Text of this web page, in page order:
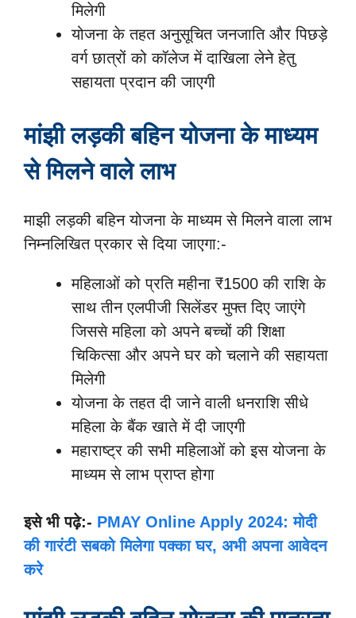
मिलेगी
योजना के तहत अनुसूचित जनजाति और पिछड़े
वर्ग छात्रों को कॉलेज में दाखिला लेने हेतु
सहायता प्रदान की जाएगी
मांझी लड़की बहिन योजना के माध्यम
से मिलने वाले लाभ
माझी लड़की बहिन योजना के माध्यम से मिलने वाला लाभ
निम्नलिखित प्रकार से दिया जाएगा:-
महिलाओं को प्रति महीना ₹1500 की राशि के
साथ तीन एलपीजी सिलेंडर मुफ्त दिए जाएंगे
जिससे महिला को अपने बच्चों की शिक्षा
चिकित्सा और अपने घर को चलाने की सहायता
मिलेगी
योजना के तहत दी जाने वाली धनराशि सीधे
महिला के बैंक खाते में दी जाएगी
महाराष्ट्र की सभी महिलाओं को इस योजना के
माध्यम से लाभ प्राप्त होगा
इसे भी पढ़े:- PMAY Online Apply 2024: मोदी
की गारंटी सबको मिलेगा पक्का घर, अभी अपना आवेदन
करे